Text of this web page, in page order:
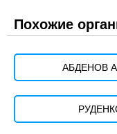
Похожие
АБДЕНОВ